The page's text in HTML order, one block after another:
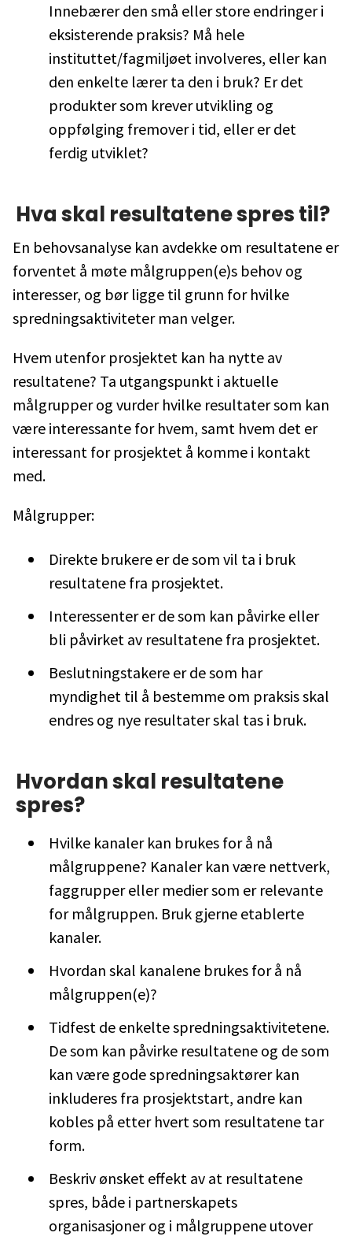
Innebærer den små eller store endringer i
eksisterende praksis? Må hele
instituttet/fagmiljøet involveres, eller kan
den enkelte lærer ta den i bruk? Er det
produkter som krever utvikling og
oppfølging fremover i tid, eller er det
ferdig utviklet?
Hva skal resultatene spres til?
En behovsanalyse kan avdekke om resultatene er
forventet å møte målgruppen(e)s behov og
interesser, og bør ligge til grunn for hvilke
spredningsaktiviteter man velger.
Hvem utenfor prosjektet kan ha nytte av
resultatene? Ta utgangspunkt i aktuelle
målgrupper og vurder hvilke resultater som kan
være interessante for hvem, samt hvem det er
interessant for prosjektet å komme i kontakt
med.
Målgrupper:
Direkte brukere er de som vil ta i bruk
resultatene fra prosjektet.
Interessenter er de som kan påvirke eller
bli påvirket av resultatene fra prosjektet.
Beslutningstakere er de som har
myndighet til å bestemme om praksis skal
endres og nye resultater skal tas i bruk.
Hvordan skal resultatene
spres?
Hvilke kanaler kan brukes for å nå
målgruppene? Kanaler kan være nettverk,
faggrupper eller medier som er relevante
for målgruppen. Bruk gjerne etablerte
kanaler.
Hvordan skal kanalene brukes for å nå
målgruppen(e)?
Tidfest de enkelte spredningsaktivitetene.
De som kan påvirke resultatene og de som
kan være gode spredningsaktører kan
inkluderes fra prosjektstart, andre kan
kobles på etter hvert som resultatene tar
form.
Beskriv ønsket effekt av at resultatene
spres, både i partnerskapets
organisasjoner og i målgruppene utover